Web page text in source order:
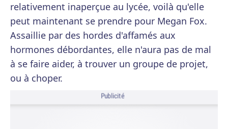
relativement inaperçue au lycée, voilà qu'elle
peut maintenant se prendre pour Megan Fox.
Assaillie par des hordes d'affamés aux
hormones débordantes, elle n'aura pas de mal
à se faire aider, à trouver un groupe de projet,
ou à choper.
Publicité